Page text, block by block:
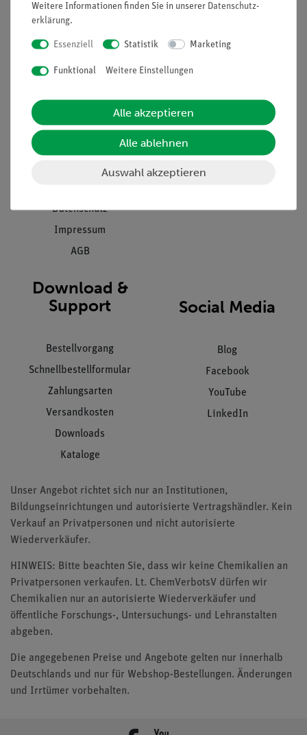
Informationen
Projekte und Lösungen
Presse
Datenschutz
Impressum
AGB
Service
Beratung & Showroom
Inventarisierungs- &
Download &
Support
Bestellvorgang
Schnellbestellformular
Zahlungsarten
Versandkosten
Downloads
Kataloge
Social Media
Blog
Facebook
YouTube
LinkedIn
Unser Angebot richtet sich nur an Institutionen,
Bildungseinrichtungen und autorisierte Vertragshändler. Kein
Verkauf an Privatpersonen und nicht autorisierte
Wiederverkäufer.
HINWEIS: Bitte beachten Sie, dass wir keine Chemikalien an
Privatpersonen verkaufen. Lt. ChemVerbotsV dürfen wir
Chemikalien nur an autorisierte Wiederverkäufer und
öffentliche Forschungs-, Untersuchungs- und Lehranstalten
abgeben.
Die angegebenen Preise und Angebote gelten nur innerhalb
Deutschlands und nur für Webshop-Bestellungen. Änderungen
und Irrtümer vorbehalten.
Weitere Informationen finden Sie in unserer Daten­schutz­
erklärung.
Essenziell Statistik Marketing
Funktional Weitere Einstellungen
Alle akzeptieren
Alle ablehnen
Auswahl akzeptieren